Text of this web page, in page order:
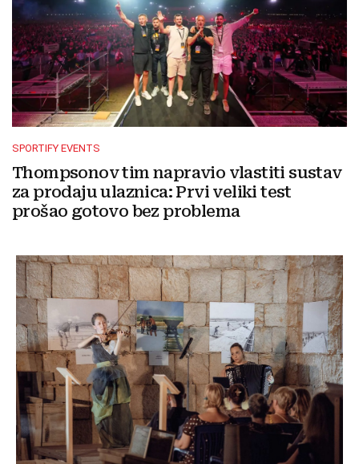
SPORTIFY EVENTS
Thompsonov tim napravio vlastiti sustav
za prodaju ulaznica: Prvi veliki test
prošao gotovo bez problema